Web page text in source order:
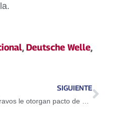
, Deutsche Welle,
SIGUIENTE